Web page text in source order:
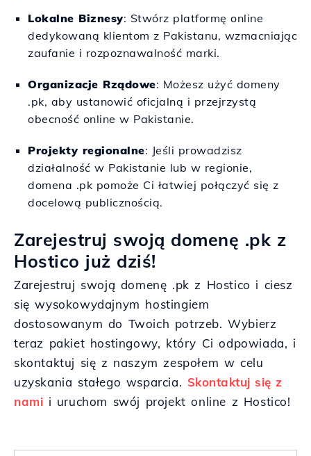
Lokalne Biznesy: Stwórz platformę online
dedykowaną klientom z Pakistanu, wzmacniając
zaufanie i rozpoznawalność marki.
Organizacje Rządowe: Możesz użyć domeny
.pk, aby ustanowić oficjalną i przejrzystą
obecność online w Pakistanie.
Projekty regionalne: Jeśli prowadzisz
działalność w Pakistanie lub w regionie,
domena .pk pomoże Ci łatwiej połączyć się z
docelową publicznością.
Zarejestruj swoją domenę .pk z
Hostico już dziś!
Zarejestruj swoją domenę .pk z Hostico i ciesz
się wysokowydajnym hostingiem
dostosowanym do Twoich potrzeb. Wybierz
teraz pakiet hostingowy, który Ci odpowiada, i
skontaktuj się z naszym zespołem w celu
uzyskania stałego wsparcia. Skontaktuj się z
nami i uruchom swój projekt online z Hostico!